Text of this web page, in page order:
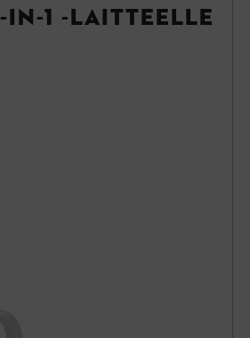
2-in-1 -laitteelle